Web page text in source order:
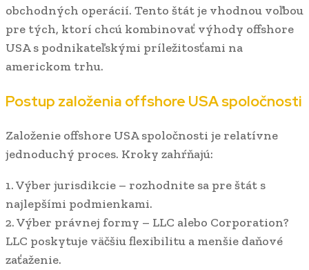
obchodných operácií. Tento štát je vhodnou voľbou
pre tých, ktorí chcú kombinovať výhody offshore
USA s podnikateľskými príležitosťami na
americkom trhu.
Postup založenia offshore USA spoločnosti
Založenie offshore USA spoločnosti je relatívne
jednoduchý proces. Kroky zahŕňajú:
1. Výber jurisdikcie – rozhodnite sa pre štát s
najlepšími podmienkami.
2. Výber právnej formy – LLC alebo Corporation?
LLC poskytuje väčšiu flexibilitu a menšie daňové
zaťaženie.